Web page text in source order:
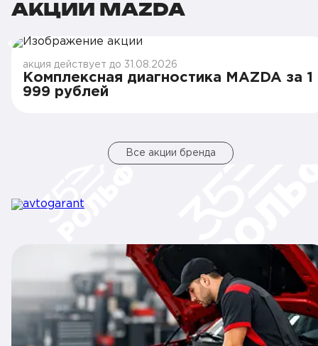
АКЦИИ MAZDA
акция действует до 31.08.2026
Комплексная диагностика MAZDA за 1
999 рублей
Все акции бренда